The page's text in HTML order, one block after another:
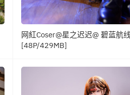
网紅Coser@星之迟迟@ 碧蓝航
[48P/429MB]